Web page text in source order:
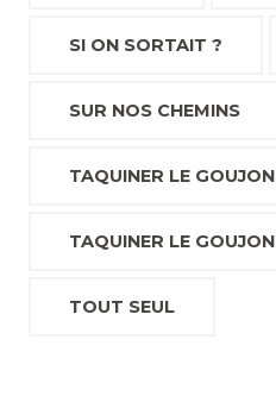
SI ON SORTAIT ?
SUR NOS CHEMINS
TAQUINER LE GOUJON
TAQUINER LE GOUJON
TOUT SEUL